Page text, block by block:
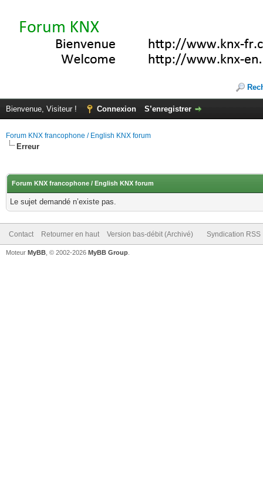
Bienvenue, Visiteur ! Connexion S’enregistrer
Forum KNX francophone / English KNX forum
Erreur
Forum KNX francophone / English KNX forum
Le sujet demandé n’existe pas.
Contact Retourner en haut Version bas-débit (Archivé) Syndication RSS
Moteur MyBB , © 2002-2026 MyBB Group